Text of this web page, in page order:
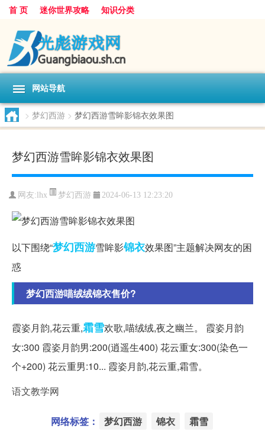
首 页 迷你世界攻略 知识分类
网站导航
> 梦幻西游 > 梦幻西游雪眸影锦衣效果图
梦幻西游雪眸影锦衣效果图
网友: lhx 梦幻西游 2024-06-13 12:23:20
以下围绕“梦幻西游雪眸影锦衣效果图”主题解决网友的困
惑
梦幻西游喵绒绒锦衣售价?
霞姿月韵,花云重,霜雪欢歌,喵绒绒,夜之幽兰。 霞姿月韵
女:300 霞姿月韵男:200(逍遥生400) 花云重女:300(染色一
个+200) 花云重男:10... 霞姿月韵,花云重,霜雪。
语文教学网
网络标签： 梦幻西游 锦衣 霜雪